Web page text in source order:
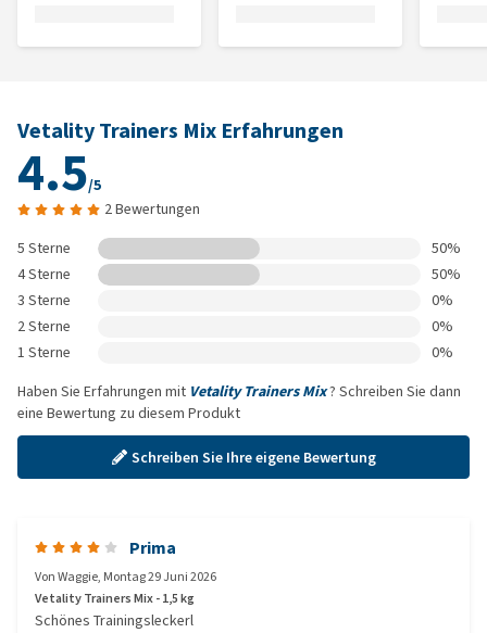
Vetality Trainers Mix Erfahrungen
4.5/5
2 Bewertungen
5 Sterne
50%
4 Sterne
50%
3 Sterne
0%
2 Sterne
0%
1 Sterne
0%
Haben Sie Erfahrungen mit Vetality Trainers Mix? Schreiben Sie dann
eine Bewertung zu diesem Produkt
Schreiben Sie Ihre eigene Bewertung
Prima
VonWaggie, Montag 29 Juni 2026
Vetality Trainers Mix - 1,5 kg
Schönes Trainingsleckerl